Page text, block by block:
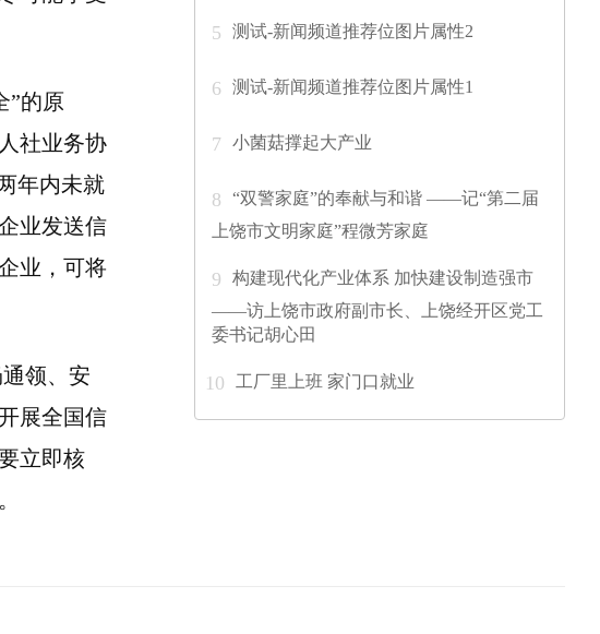
”的原
社业务协
年内未就
业发送信
业，可将
领、安
展全国信
立即核
5 测试-新闻频道推荐位图片属性2
6 测试-新闻频道推荐位图片属性1
7 小菌菇撑起大产业
8
“双警家庭”的奉献与和谐 ——记“第二届
上饶市文明家庭”程微芳家庭
9
构建现代化产业体系 加快建设制造强市
——访上饶市政府副市长、上饶经开区党工
委书记胡心田
10 工厂里上班 家门口就业